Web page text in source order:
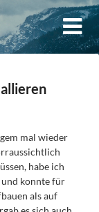
mal wieder
habe ich
konnte für
als auf